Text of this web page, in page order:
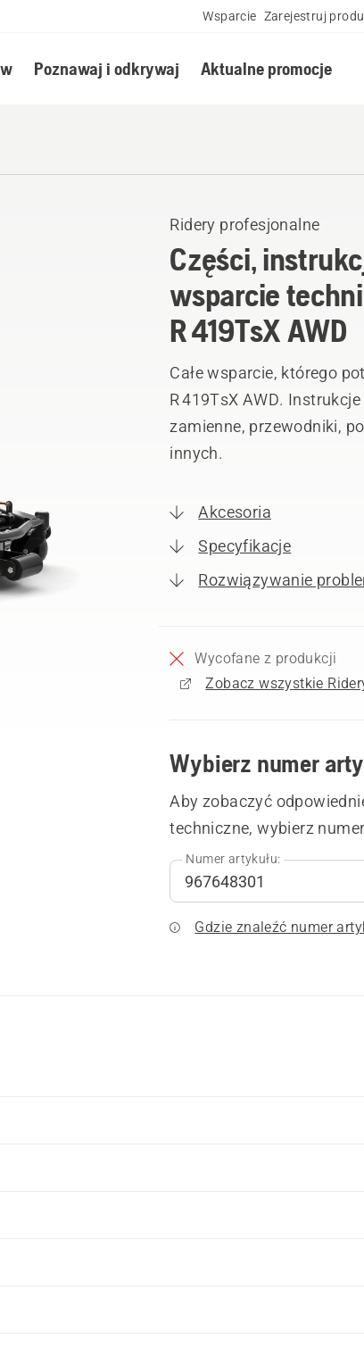
Wsparcie Zarejestruj
Poznawaj i odkrywaj Aktualne promocje
Ridery profesjonalne
Części,
wsparcie
R 419TsX AWD
Całe wsparcie, którego
R 419TsX AWD.
zamienne, przewodniki,
innych.
Akcesoria
Specyfikacje
Rozwiązywanie
Wycofane z produkcji
Wybierz numer
Aby zobaczyć
techniczne, wybierz
Numer artykułu:
Gdzie znaleźć numer